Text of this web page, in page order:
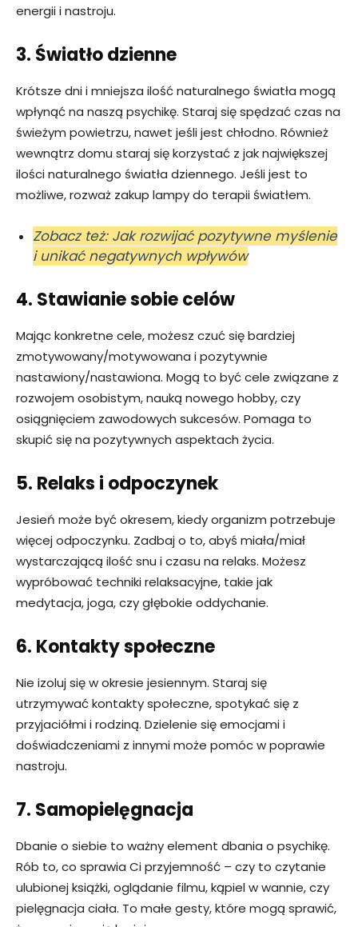
energii i nastroju.
3. Światło dzienne
Krótsze dni i mniejsza ilość naturalnego światła mogą
wpłynąć na naszą psychikę. Staraj się spędzać czas na
świeżym powietrzu, nawet jeśli jest chłodno. Również
wewnątrz domu staraj się korzystać z jak największej
ilości naturalnego światła dziennego. Jeśli jest to
możliwe, rozważ zakup lampy do terapii światłem.
Zobacz też: Jak rozwijać pozytywne myślenie
i unikać negatywnych wpływów
4. Stawianie sobie celów
Mając konkretne cele, możesz czuć się bardziej
zmotywowany/motywowana i pozytywnie
nastawiony/nastawiona. Mogą to być cele związane z
rozwojem osobistym, nauką nowego hobby, czy
osiągnięciem zawodowych sukcesów. Pomaga to
skupić się na pozytywnych aspektach życia.
5. Relaks i odpoczynek
Jesień może być okresem, kiedy organizm potrzebuje
więcej odpoczynku. Zadbaj o to, abyś miała/miał
wystarczającą ilość snu i czasu na relaks. Możesz
wypróbować techniki relaksacyjne, takie jak
medytacja, joga, czy głębokie oddychanie.
6. Kontakty społeczne
Nie izoluj się w okresie jesiennym. Staraj się
utrzymywać kontakty społeczne, spotykać się z
przyjaciółmi i rodziną. Dzielenie się emocjami i
doświadczeniami z innymi może pomóc w poprawie
nastroju.
7. Samopielęgnacja
Dbanie o siebie to ważny element dbania o psychikę.
Rób to, co sprawia Ci przyjemność – czy to czytanie
ulubionej książki, oglądanie filmu, kąpiel w wannie, czy
pielęgnacja ciała. To małe gesty, które mogą sprawić,